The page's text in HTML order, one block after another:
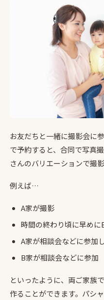
お友だちと一緒に撮影会に
で予約すると、合同で写真
さんのバリエーションで撮
例えば…
A家が撮影
時間の終わり頃に早め
A家が相談会などに参加
B家が相談会などに参加
といったように、両ご家族
作ることができます。パシ